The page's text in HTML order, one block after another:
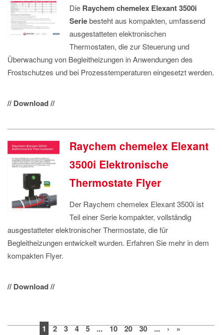
Die Raychem chemelex Elexant 3500i
Seriebesteht aus kompakten, umfassend
ausgestatteten elektronischen
Thermostaten, die zur Steuerung und
Überwachung von Begleitheizungen in Anwendungen des
Frostschutzes und bei Prozesstemperaturen eingesetzt werden.
// Download //
Raychem chemelex Elexant
3500i Elektronische
Thermostate Flyer
Der Raychem chemelex Elexant 3500i ist
Teil einer Serie kompakter, vollständig
ausgestatteter elektronischer Thermostate, die für
Begleitheizungen entwickelt wurden. Erfahren Sie mehr in dem
kompakten Flyer.
// Download //
1 2 3 4 5 ... 10 20 30 ... › »